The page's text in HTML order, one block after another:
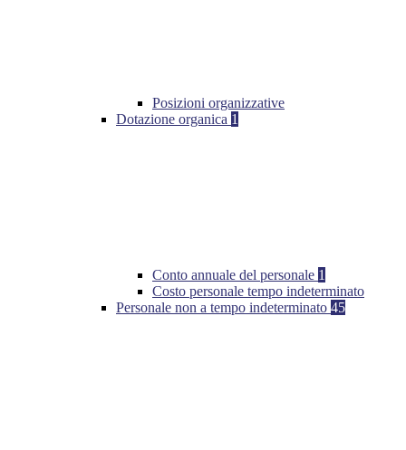
Posizioni organizzative
Dotazione organica 1
Conto annuale del personale 1
Costo personale tempo indeterminato
Personale non a tempo indeterminato 45